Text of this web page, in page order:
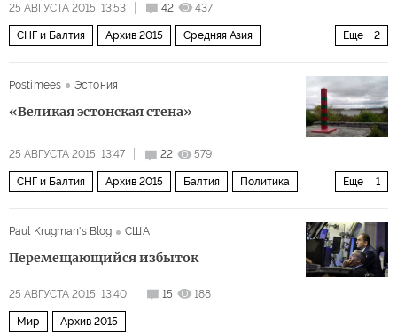
25 АВГУСТА 2015, 13:53 42 437
Еще 2
СНГ и Балтия Архив 2015 Средняя Азия
Postimees
Эстония
«Великая эстонская стена»
25 АВГУСТА 2015, 13:47 22 579
Еще 1
СНГ и Балтия Архив 2015 Балтия Политика
Paul Krugman's Blog
США
Перемещающийся избыток
25 АВГУСТА 2015, 13:40 15 188
Мир Архив 2015